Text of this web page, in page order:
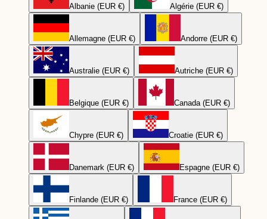
Albanie (EUR €) Algérie (EUR €)
Allemagne (EUR €) Andorre (EUR €)
Australie (EUR €) Autriche (EUR €)
Belgique (EUR €) Canada (EUR €)
Chypre (EUR €) Croatie (EUR €)
Danemark (EUR €) Espagne (EUR €)
Finlande (EUR €) France (EUR €)